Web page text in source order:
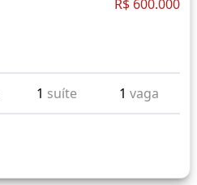
R$ 600.000
1 suíte 1 vaga